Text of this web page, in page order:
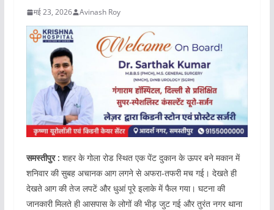
मई 23, 2026 Avinash Roy
समस्तीपुर : शहर के गोला रोड स्थित एक पेंट दुकान के ऊपर बने मकान में
शनिवार की सुबह अचानक आग लगने से अफरा-तफरी मच गई। देखते ही
देखते आग की तेज लपटें और धुआं पूरे इलाके में फैल गया। घटना की
जानकारी मिलते ही आसपास के लोगों की भीड़ जुट गई और तुरंत नगर थाना